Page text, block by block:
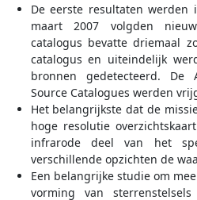
De eerste resultaten werden
maart 2007 volgden
catalogus bevatte driemaal
catalogus en uiteindelijk
bronnen gedetecteerd. De
Source Catalogues werden
Het belangrijkste dat de
hoge resolutie
infrarode deel van het
verschillende opzichten de
Een belangrijke studie om
vorming van